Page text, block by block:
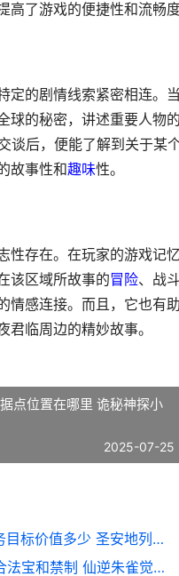
高了游戏的便捷性和流畅度
定的剧情线索紧密相连。
球的秘密，讲述重要人物的
谈后，便能了解到关于某
故事性和趣味性。
性存在。在玩家的游戏记
该区域所故事的冒险、战
情感连接。而且，它也有
君临周边的精妙故事。
点位置在哪里 诡秘神探小
2025-07-25
圣安地列斯OL佩岛任务目标价值多少 圣安地列斯lvpd
仙逆H5朱雀印如何组合法宝和禁制 仙逆朱雀觉醒几次